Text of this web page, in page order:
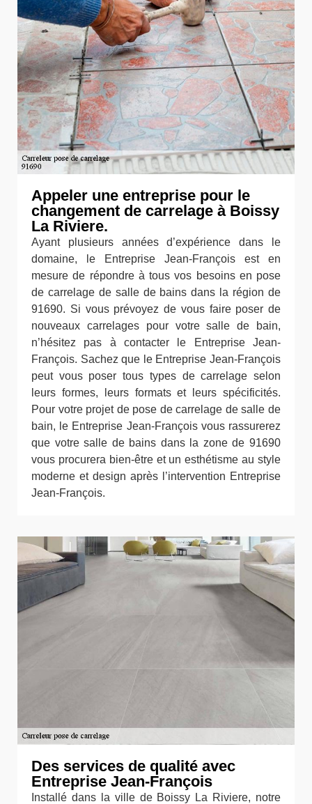
Appeler une entreprise pour le
changement de carrelage à Boissy
La Riviere.
Ayant plusieurs années d’expérience dans le
domaine, le Entreprise Jean-François est en
mesure de répondre à tous vos besoins en pose
de carrelage de salle de bains dans la région de
91690. Si vous prévoyez de vous faire poser de
nouveaux carrelages pour votre salle de bain,
n’hésitez pas à contacter le Entreprise Jean-
François. Sachez que le Entreprise Jean-François
peut vous poser tous types de carrelage selon
leurs formes, leurs formats et leurs spécificités.
Pour votre projet de pose de carrelage de salle de
bain, le Entreprise Jean-François vous rassurerez
que votre salle de bains dans la zone de 91690
vous procurera bien-être et un esthétisme au style
moderne et design après l’intervention Entreprise
Jean-François.
Des services de qualité avec
Entreprise Jean-François
Installé dans la ville de Boissy La Riviere, notre